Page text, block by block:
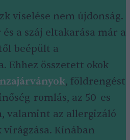
viselése nem újdonság.
a száj eltakarása már a
beépült a
Ehhez összetett okok
, földrengést
romlás, az 50-es
valamint az allergizáló
virágzása. Kínában